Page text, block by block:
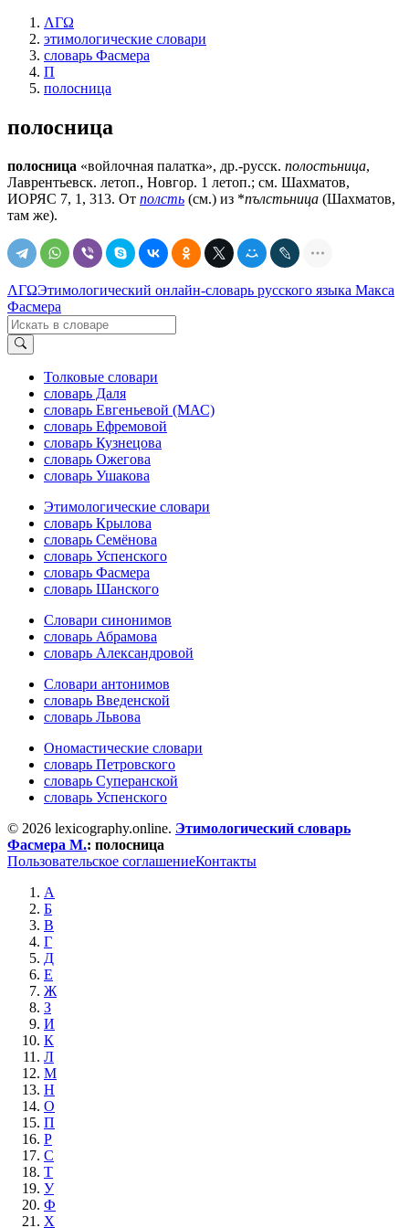
ΛΓΩ
этимологические словари
словарь Фасмера
П
полосница
полосница
полосница «войлочная палатка», др.-русск. полостьница,
Лаврентьевск. летоп., Новгор. 1 летоп.; см. Шахматов,
ИОРЯС 7, 1, 313. От полсть (см.) из *пълстьница (Шахматов,
там же).
ΛΓΩЭтимологический онлайн-словарь русского языка Макса
Фасмера
Толковые словари
словарь Даля
словарь Евгеньевой (МАС)
словарь Ефремовой
словарь Кузнецова
словарь Ожегова
словарь Ушакова
Этимологические словари
словарь Крылова
словарь Семёнова
словарь Успенского
словарь Фасмера
словарь Шанского
Словари синонимов
словарь Абрамова
словарь Александровой
Словари антонимов
словарь Введенской
словарь Львова
Ономастические словари
словарь Петровского
словарь Суперанской
словарь Успенского
© 2026 lexicography.online. Этимологический словарь
Фасмера М.: полосница
Пользовательское соглашениеКонтакты
А
Б
В
Г
Д
Е
Ж
З
И
К
Л
М
Н
О
П
Р
С
Т
У
Ф
Х